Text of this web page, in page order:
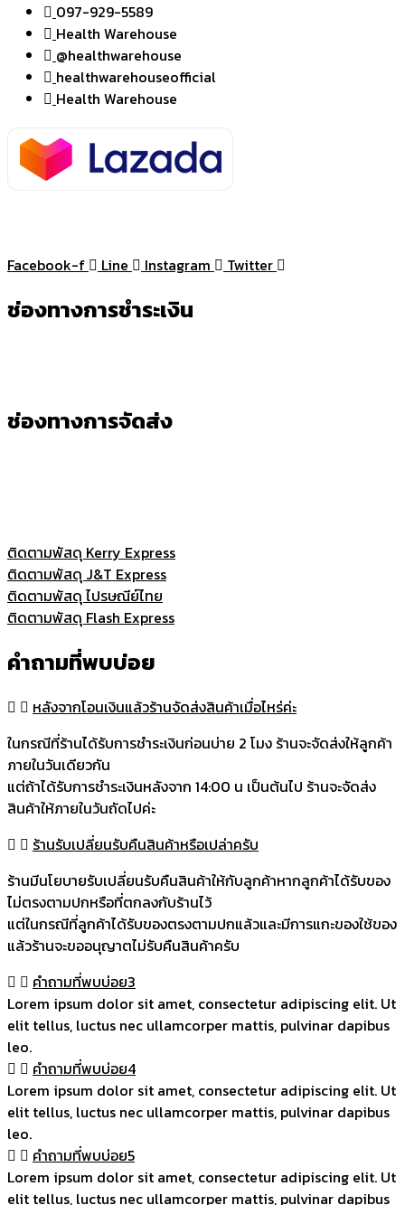
097-929-5589
Health Warehouse
@healthwarehouse
healthwarehouseofficial
Health Warehouse
Facebook-f Line Instagram Twitter
ช่องทางการชำระเงิน
ช่องทางการจัดส่ง
ติดตามพัสดุ Kerry Express
ติดตามพัสดุ J&T Express
ติดตามพัสดุ ไปรษณีย์ไทย
ติดตามพัสดุ Flash Express
คำถามที่พบบ่อย
หลังจากโอนเงินแล้วร้านจัดส่งสินค้าเมื่อไหร่ค่ะ
ในกรณีที่ร้านได้รับการชำระเงินก่อนบ่าย 2 โมง ร้านจะจัดส่งให้ลูกค้า
ภายในวันเดียวกัน
แต่ถ้าได้รับการชำระเงินหลังจาก 14:00 น เป็นต้นไป ร้านจะจัดส่ง
สินค้าให้ภายในวันถัดไปค่ะ
ร้านรับเปลี่ยนรับคืนสินค้าหรือเปล่าครับ
ร้านมีนโยบายรับเปลี่ยนรับคืนสินค้าให้กับลูกค้าหากลูกค้าได้รับของ
ไม่ตรงตามปกหรือที่ตกลงกับร้านไว้
แต่ในกรณีที่ลูกค้าได้รับของตรงตามปกแล้วและมีการแกะของใช้ของ
แล้วร้านจะขออนุญาตไม่รับคืนสินค้าครับ
คำถามที่พบบ่อย3
Lorem ipsum dolor sit amet, consectetur adipiscing elit. Ut
elit tellus, luctus nec ullamcorper mattis, pulvinar dapibus
leo.
คำถามที่พบบ่อย4
Lorem ipsum dolor sit amet, consectetur adipiscing elit. Ut
elit tellus, luctus nec ullamcorper mattis, pulvinar dapibus
leo.
คำถามที่พบบ่อย5
Lorem ipsum dolor sit amet, consectetur adipiscing elit. Ut
elit tellus, luctus nec ullamcorper mattis, pulvinar dapibus